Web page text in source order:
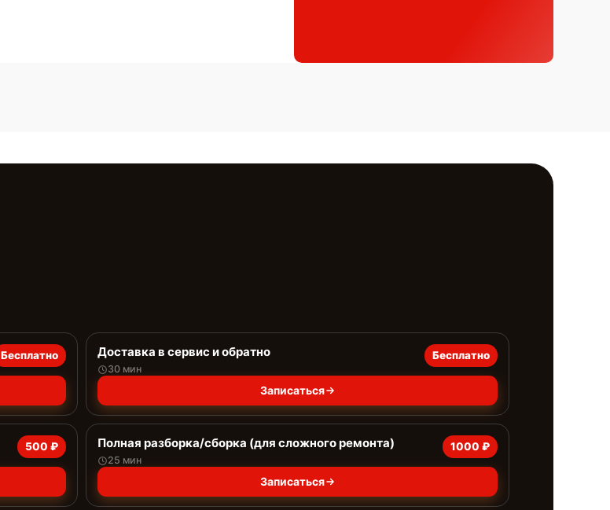
Бесплатно Доставка в сервис и обратно
30 мин
Бесплатно
Записаться
500 ₽ Полная разборка/сборка (для сложного ремонта)
25 мин
1000 ₽
Записаться